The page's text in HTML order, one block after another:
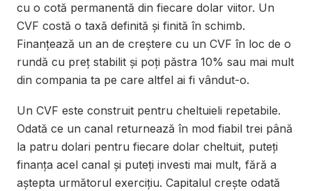
cu o cotă permanentă din fiecare dolar viitor. Un
CVF costă o taxă definită și finită în schimb.
Finanțează un an de creștere cu un CVF în loc de o
rundă cu preț stabilit și poți păstra 10% sau mai mult
din compania ta pe care altfel ai fi vândut-o.
Un CVF este construit pentru cheltuieli repetabile.
Odată ce un canal returnează în mod fiabil trei până
la patru dolari pentru fiecare dolar cheltuit, puteți
finanța acel canal și puteți investi mai mult, fără a
aștepta următorul exercițiu. Capitalul crește odată